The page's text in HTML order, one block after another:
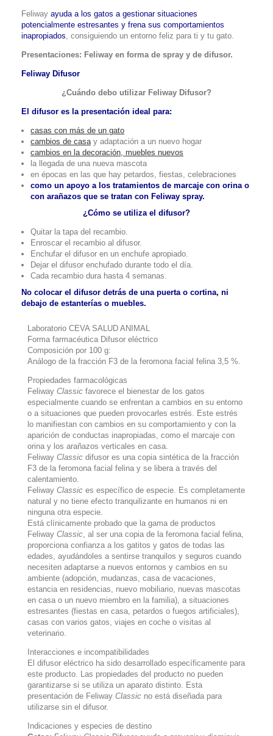
Feliway ayuda a los gatos a gestionar situaciones
potencialmente estresantes y frena sus comportamientos
inapropiados, consiguiendo un entorno feliz para ti y tu gato.
Presentaciones: Feliway en forma de spray y de difusor.
Feliway Difusor
¿Cuándo debo utilizar Feliway Difusor?
El difusor es la presentación ideal para:
casas con más de un gato
cambios de casay adaptación a un nuevo hogar
cambios en la decoración, muebles nuevos
la llegada de una nueva mascota
en épocas en las que hay petardos, fiestas, celebraciones
como un apoyo a los tratamientos de marcaje con orina o
con arañazos que se tratan con Feliway spray.
¿Cómo se utiliza el difusor?
Quitar la tapa del recambio.
Enroscar el recambio al difusor.
Enchufar el difusor en un enchufe apropiado.
Dejar el difusor enchufado durante todo el día.
Cada recambio dura hasta 4 semanas.
No colocar el difusor detrás de una puerta o cortina, ni
debajo de estanterías o muebles.
Laboratorio CEVA SALUD ANIMAL
Forma farmacéutica Difusor eléctrico
Composición por 100 g:
Análogo de la fracción F3 de la feromona facial felina 3,5 %.
Propiedades farmacológicas
Feliway Classic favorece el bienestar de los gatos
especialmente cuando se enfrentan a cambios en su entorno
o a situaciones que pueden provocarles estrés. Este estrés
lo manifiestan con cambios en su comportamiento y con la
aparición de conductas inapropiadas, como el marcaje con
orina y los arañazos verticales en casa.
Feliway Classic difusor es una copia sintética de la fracción
F3 de la feromona facial felina y se libera a través del
calentamiento.
Feliway Classic es específico de especie. Es completamente
natural y no tiene efecto tranquilizante en humanos ni en
ninguna otra especie.
Está clínicamente probado que la gama de productos
Feliway Classic, al ser una copia de la feromona facial felina,
proporciona confianza a los gatitos y gatos de todas las
edades, ayudándoles a sentirse tranquilos y seguros cuando
necesiten adaptarse a nuevos entornos y cambios en su
ambiente (adopción, mudanzas, casa de vacaciones,
estancia en residencias, nuevo mobiliario, nuevas mascotas
en casa o un nuevo miembro en la familia), a situaciones
estresantes (fiestas en casa, petardos o fuegos artificiales),
casas con varios gatos, viajes en coche o visitas al
veterinario.
Interacciones e incompatibilidades
El difusor eléctrico ha sido desarrollado específicamente para
este producto. Las propiedades del producto no pueden
garantizarse si se utiliza un aparato distinto. Esta
presentación de Feliway Classic no está diseñada para
utilizarse sin el difusor.
Indicaciones y especies de destino